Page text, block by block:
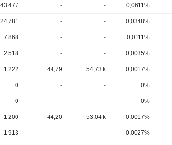
43 477 - - 0,0611%
24 781 - - 0,0348%
7 868 - - 0,0111%
2 518 - - 0,0035%
1 222 44,79 54,73 k 0,0017%
0 - - 0%
0 - - 0%
1 200 44,20 53,04 k 0,0017%
1 913 - - 0,0027%